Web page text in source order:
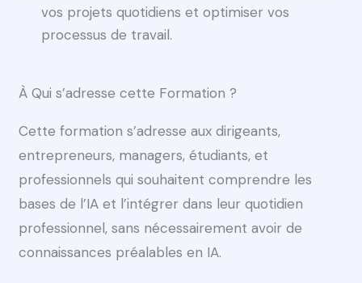
vos projets quotidiens et optimiser vos
processus de travail.
À Qui s’adresse cette Formation ?
Cette formation s’adresse aux dirigeants,
entrepreneurs, managers, étudiants, et
professionnels qui souhaitent comprendre les
bases de l’IA et l’intégrer dans leur quotidien
professionnel, sans nécessairement avoir de
connaissances préalables en IA.